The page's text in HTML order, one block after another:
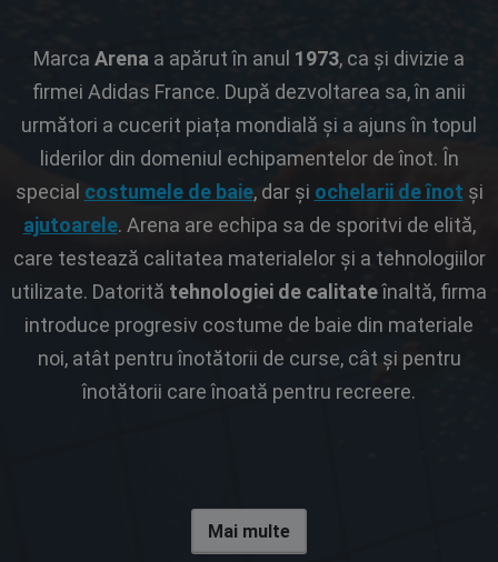
Marca Arena a apărut în anul 1973, ca și divizie a
firmei Adidas France. După dezvoltarea sa, în anii
următori a cucerit piața mondială și a ajuns în topul
liderilor din domeniul echipamentelor de înot. În
special costumele de baie, dar și ochelarii de înot și
ajutoarele. Arena are echipa sa de sporitvi de elită,
care testează calitatea materialelor și a tehnologiilor
utilizate. Datorită tehnologiei de calitateînaltă, firma
introduce progresiv costume de baie din materiale
noi, atât pentru înotătorii de curse, cât și pentru
înotătorii care înoată pentru recreere.
Mai multe